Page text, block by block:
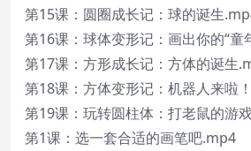
第15课：圆圈成长记：球的诞生
第16课：球体变形记：画出你的“童
第17课：方形成长记：方体的诞生
第18课：方体变形记：机器人来啦
第19课：玩转圆柱体：打老鼠的游
第1课：选一套合适的画笔吧.mp4